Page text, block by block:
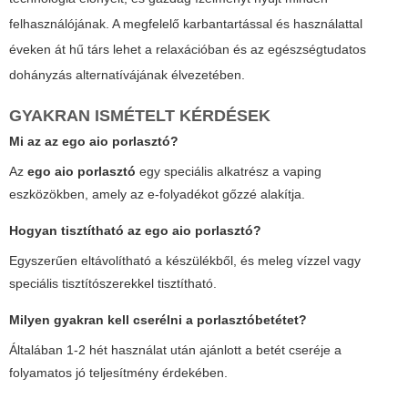
felhasználójának. A megfelelő karbantartással és használattal
éveken át hű társ lehet a relaxációban és az egészségtudatos
dohányzás alternatívájának élvezetében.
GYAKRAN ISMÉTELT KÉRDÉSEK
Mi az az ego aio porlasztó?
Az ego aio porlasztó egy speciális alkatrész a vaping
eszközökben, amely az e-folyadékot gőzzé alakítja.
Hogyan tisztítható az ego aio porlasztó?
Egyszerűen eltávolítható a készülékből, és meleg vízzel vagy
speciális tisztítószerekkel tisztítható.
Milyen gyakran kell cserélni a porlasztóbetétet?
Általában 1-2 hét használat után ajánlott a betét cseréje a
folyamatos jó teljesítmény érdekében.